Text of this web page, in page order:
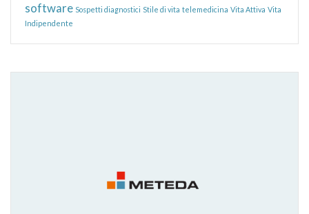
software Sospetti diagnostici Stile di vita telemedicina Vita Attiva Vita
Indipendente